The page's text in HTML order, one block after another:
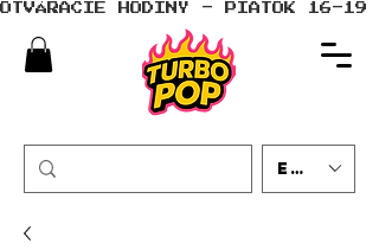
OTVÁRACIE HODINY - PIATOK 16-19
EUR (€)